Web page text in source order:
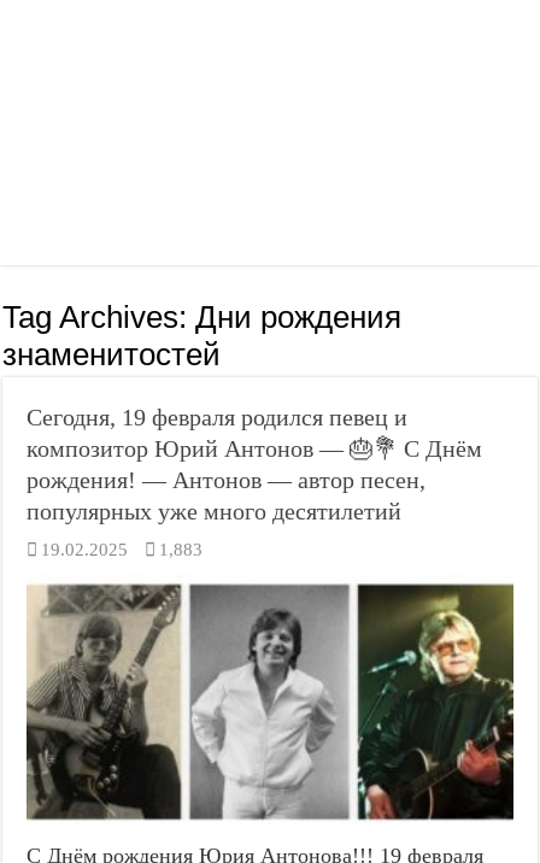
Tag Archives:Дни рождения
знаменитостей
Сегодня, 19 февраля родился певец и
композитор Юрий Антонов — 🎂💐 С Днём
рождения! — Антонов — автор песен,
популярных уже много десятилетий
19.02.2025 1,883
С Днём рождения Юрия Антонова!!! 19 февраля